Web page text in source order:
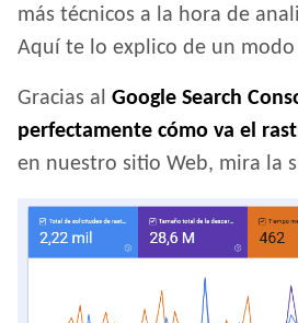
más técnicos a la hora de
Aquí te lo explico de un modo
Gracias al Google Search
perfectamente cómo va el
en nuestro sitio Web, mira la